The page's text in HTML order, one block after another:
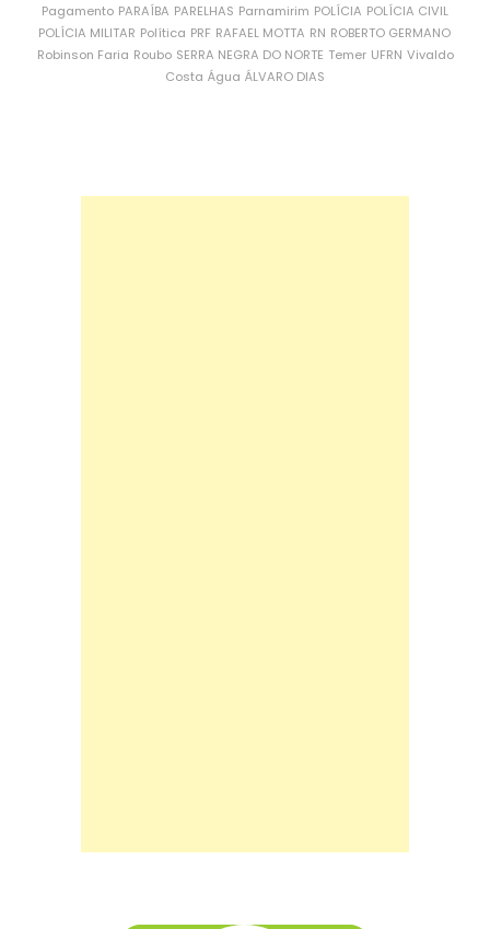
Pagamento PARAÍBA PARELHAS Parnamirim POLÍCIA POLÍCIA CIVIL
POLÍCIA MILITAR Política PRF RAFAEL MOTTA RN ROBERTO GERMANO
Robinson Faria Roubo SERRA NEGRA DO NORTE Temer UFRN Vivaldo
Costa Água ÁLVARO DIAS